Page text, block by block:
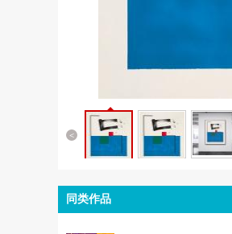
<
同类作品